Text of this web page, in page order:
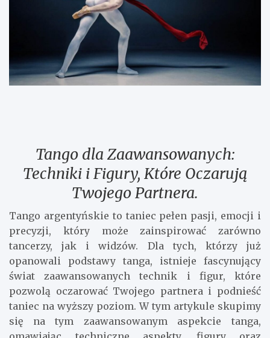
Tango dla Zaawansowanych:
Techniki i Figury, Które Oczarują
Twojego Partnera.
Tango argentyńskie to taniec pełen pasji, emocji i
precyzji, który może zainspirować zarówno
tancerzy, jak i widzów. Dla tych, którzy już
opanowali podstawy tanga, istnieje fascynujący
świat zaawansowanych technik i figur, które
pozwolą oczarować Twojego partnera i podnieść
taniec na wyższy poziom. W tym artykule skupimy
się na tym zaawansowanym aspekcie tanga,